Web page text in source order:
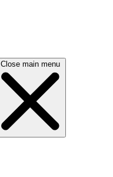
Close main menu